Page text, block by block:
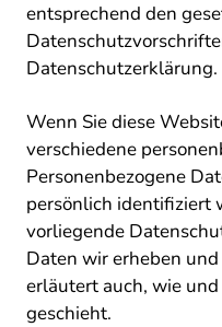
entsprechend den
Datenschutzerklärung.
Wenn Sie diese
verschiedene
Personenbezogene
persönlich identifiziert
vorliegende
Daten wir erheben
erläutert auch, wie
geschieht.